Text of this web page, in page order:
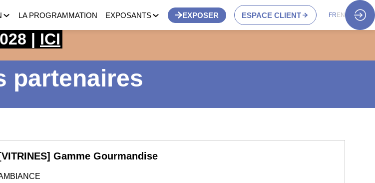
LA PROGRAMMATION EXPOSANTS EXPOSER ESPACE CLIENT FR EN
partenaires
[VITRINES] Gamme Gourmandise
| ICI